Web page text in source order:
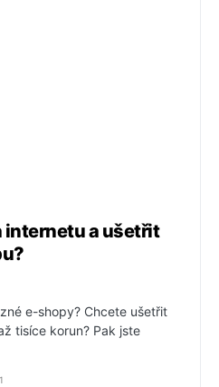
internetu a ušetřit
e-shopy? Chcete ušetřit
tisíce korun? Pak jste